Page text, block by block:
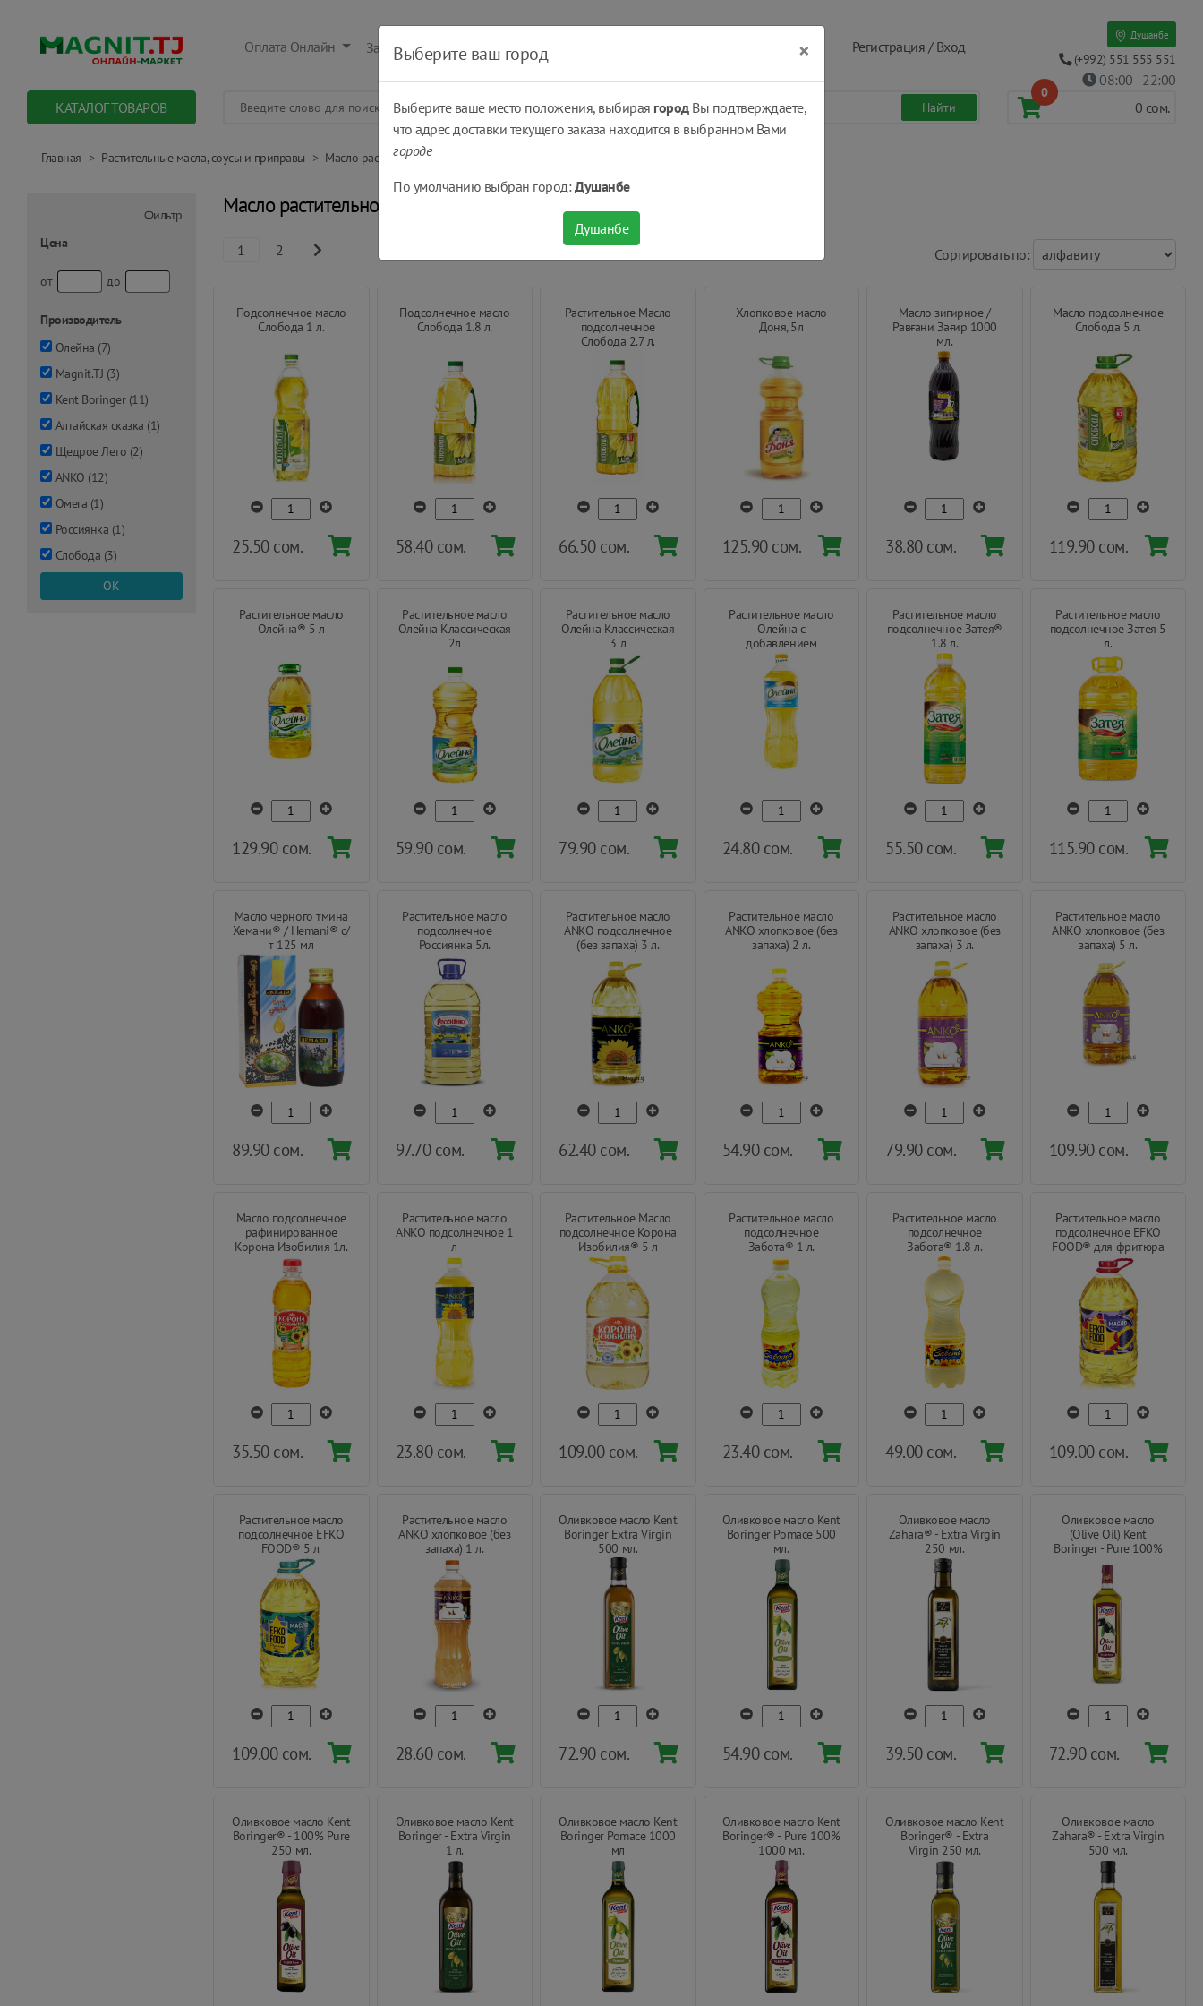
Оплата Онлайн Заказать Оплатить Получить Регистрация / Вход
Душанбе
(+992) 551 555 551
08:00 - 22:00
КАТАЛОГ ТОВАРОВ
0
0 сом.
Главная Растительные масла, соусы и приправы Масло растительное
Фильтр
Цена
от до
Производитель
Олейна (7)
Magnit.TJ (3)
Kent Boringer(11)
Алтайская сказка (1)
Щедрое Лето (2)
ANKO (12)
Омега (1)
Россиянка (1)
Слобода (3)
Масло растительное
1 2 Cортировать по:
Подсолнечное масло
Слобода 1 л.
25.50 сом.
Подсолнечное масло
Слобода 1.8 л.
58.40 сом.
Растительное Масло
подсолнечное
Слобода 2.7 л.
66.50 сом.
Хлопковое масло
Доня, 5л
125.90 сом.
Масло зигирное /
Равғани Зағир 1000
мл.
38.80 сом.
Масло подсолнечное
Слобода 5 л.
119.90 сом.
Растительное масло
Олейна® 5 л
129.90 сом.
Растительное масло
Олейна Классическая
2л
59.90 сом.
Растительное масло
Олейна Классическая
3 л
79.90 сом.
Растительное масло
Олейна с
добавлением
оливкового масла 1 л
24.80 сом.
Растительное масло
подсолнечное Затея®
1.8 л.
55.50 сом.
Растительное масло
подсолнечное Затея 5
л.
115.90 сом.
Масло черного тмина
Хемани® / Hemani® с/
т 125 мл
89.90 сом.
Растительное масло
подсолнечное
Россиянка 5л.
97.70 сом.
Растительное масло
ANKO подсолнечное
(без запаха) 3 л.
62.40 сом.
Растительное масло
ANKO хлопковое (без
запаха) 2 л.
54.90 сом.
Растительное масло
ANKO хлопковое (без
запаха) 3 л.
79.90 сом.
Растительное масло
ANKO хлопковое (без
запаха) 5 л.
109.90 сом.
Масло подсолнечное
рафинированное
Корона Изобилия 1л.
35.50 сом.
Растительное масло
ANKO подсолнечное 1
л
23.80 сом.
Растительное Масло
подсолнечное Корона
Изобилия® 5 л
109.00 сом.
Растительное масло
подсолнечное
Забота® 1 л.
23.40 сом.
Растительное масло
подсолнечное
Забота® 1.8 л.
49.00 сом.
Растительное масло
подсолнечное EFKO
FOOD® для фритюра
5 л.
109.00 сом.
Растительное масло
подсолнечное EFKO
FOOD® 5 л.
109.00 сом.
Растительное масло
ANKO хлопковое (без
запаха) 1 л.
28.60 сом.
Оливковое масло Kent
Boringer Extra Virgin
500 мл.
72.90 сом.
Оливковое масло Kent
Boringer Pomace 500
мл.
54.90 сом.
Оливковое масло
Zahara® - Extra Virgin
250 мл.
39.50 сом.
Оливковое масло
(Olive Oil) Kent
Boringer - Pure 100%
500 мл.
72.90 сом.
Оливковое масло Kent
Boringer® - 100% Pure
250 мл.
Оливковое масло Kent
Boringer - Extra Virgin
1 л.
Оливковое масло Kent
Boringer Pomace 1000
мл
Оливковое масло Kent
Boringer® - Pure 100%
1000 мл.
Оливковое масло Kent
Boringer® - Extra
Virgin 250 мл.
Оливковое масло
Zahara® - Extra Virgin
500 мл.
Выберите ваш город ×
Выберите ваше место положения, выбирая городВы подтверждаете,
что адрес доставки текущего заказа находится в выбранном Вами
городе
По умолчанию выбран город:Душанбе
Душанбе